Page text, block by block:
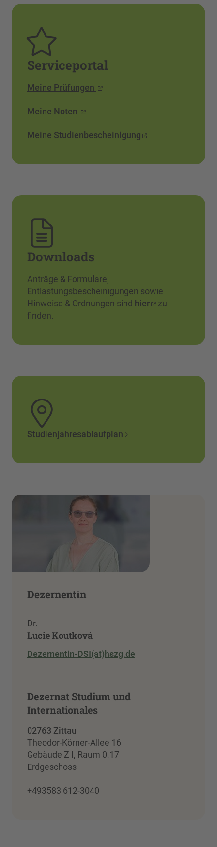
Serviceportal
Meine Prüfungen
Meine Noten
Meine Studienbescheinigung
Downloads
Anträge & Formulare,
Entlastungsbescheinigungen sowie
Hinweise & Ordnungen sind hier
zu
finden.
Studienjahresablaufplan
Dezernentin
Dr.
Lucie Koutková
Dezernentin-DSI(at)hszg.de
Dezernat Studium und
Internationales
02763 Zittau
Theodor-Körner-Allee 16
Gebäude Z I, Raum 0.17
Erdgeschoss
+493583 612-3040